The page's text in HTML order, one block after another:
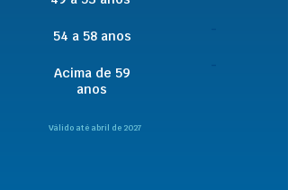
54 a 58 anos
Acima de 59
anos
Válido até abril de 2027